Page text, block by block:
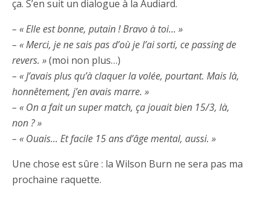
ça. S’en suit un dialogue à la Audiard.
– « Elle est bonne, putain ! Bravo à toi… »
– « Merci, je ne sais pas d’où je l’ai sorti, ce passing de
revers. »(moi non plus…)
– « J’avais plus qu’à claquer la volée, pourtant. Mais là,
honnêtement, j’en avais marre. »
– « On a fait un super match, ça jouait bien 15/3, là,
non ? »
– « Ouais… Et facile 15 ans d’âge mental, aussi. »
Une chose est sûre : la Wilson Burn ne sera pas ma
prochaine raquette.